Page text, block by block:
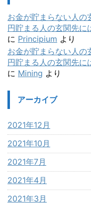
お金が貯まらない人の
円貯まる人の玄関先に
に Principium より
お金が貯まらない人の
円貯まる人の玄関先に
に Mining より
アーカイブ
2021年12月
2021年10月
2021年7月
2021年4月
2021年3月